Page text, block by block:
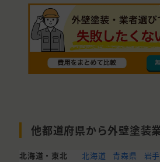
他都道府県から外壁塗装
北海道・東北 北海道 青森県 岩